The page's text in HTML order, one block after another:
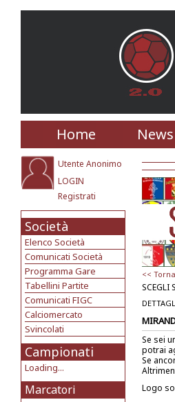
Home News
Utente Anonimo
LOGIN
Registrati
Società
Elenco Società
Comunicati Società
Programma Gare
Tabellini Partite
Comunicati FIGC
Calciomercato
Svincolati
Campionati
Loading...
Marcatori
<<
SCEGLI
Se sei
potrai
Se
Logo